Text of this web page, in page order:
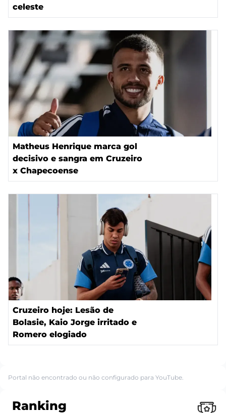
celeste
Matheus Henrique marca gol
decisivo e sangra em Cruzeiro
x Chapecoense
Cruzeiro hoje: Lesão de
Bolasie, Kaio Jorge irritado e
Romero elogiado
Portal não encontrado ou não configurado para YouTube.
Ranking